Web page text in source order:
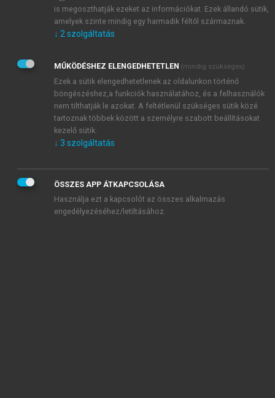
Kérek értesítést a MeRSZ újdonságairól, akcióiról.
Kérek értesítést az Akadémiai Kiadó Zrt. újdonságairól,
Adatkezelési tájékoztatóbanfoglaltakat tudomásul
veszem és elfogadom.
Általános vásárlási feltételeket, valamint a szotar.netés a
mersz.huoldalak licencszerződéseiben foglaltakat
tudomásul veszem és elfogadom.
KIPRÓBÁLOM
is megoszthatják ezeket az információkat. Ezek állandó sütik,
amelyek szinte mindig egy harmadik féltől származnak.
↓ 2 szolgáltatás
MŰKÖDÉSHEZ ELENGEDHETETLEN (mindig szükséges)
Ezek a sütik elengedhetetlenek az oldalunkon történő
böngészéshez,a funkciók használatához, és a felhasználók
nem tilthatják le azokat. A feltétlenül szükséges sütik közé
tartoznak többek között a személyre szabott beállításokat
kezelő sütik.
↓ 3 szolgáltatás
ÖSSZES APP ÁTKAPCSOLÁSA
Használja ezt a kapcsolót az összes alkalmazás
engedélyezéséhez/letiltásához.